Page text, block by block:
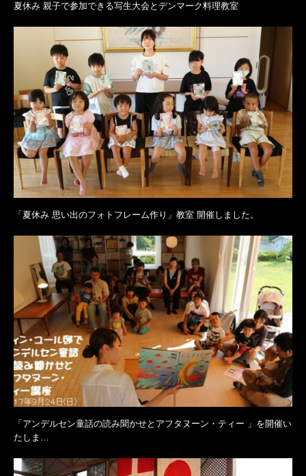
夏休み 親子で参加できる写生大会とデンマーク料理教室
「夏休み 思い出のフォトフレーム作り」教室 開催しました。
「アンデルセン童話の読み聞かせとアフタヌーン・ティー 」を開催い
たしま…